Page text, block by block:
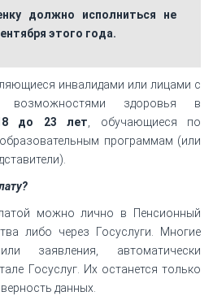
должно исполниться не
этого года.
инвалидами или лицами с
возможностями здоровья в
до 23 лет , обучающиеся по
программам (или
можно лично в Пенсионный
либо через Госуслуги. Многие
заявления, автоматически
Госуслуг. Их останется только
данных.